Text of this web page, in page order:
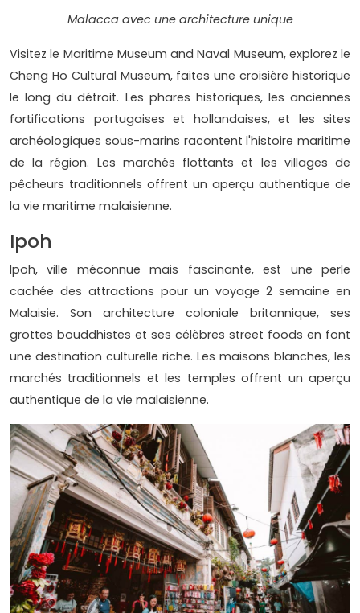
Malacca avec une architecture unique
Visitez le Maritime Museum and Naval Museum, explorez le
Cheng Ho Cultural Museum, faites une croisière historique
le long du détroit. Les phares historiques, les anciennes
fortifications portugaises et hollandaises, et les sites
archéologiques sous-marins racontent l'histoire maritime
de la région. Les marchés flottants et les villages de
pêcheurs traditionnels offrent un aperçu authentique de
la vie maritime malaisienne.
Ipoh
Ipoh, ville méconnue mais fascinante, est une perle
cachée des attractions pour un voyage 2 semaine en
Malaisie. Son architecture coloniale britannique, ses
grottes bouddhistes et ses célèbres street foods en font
une destination culturelle riche. Les maisons blanches, les
marchés traditionnels et les temples offrent un aperçu
authentique de la vie malaisienne.